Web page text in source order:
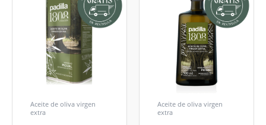
Aceite de oliva virgen
extra
Aceite de oliva virgen
extra